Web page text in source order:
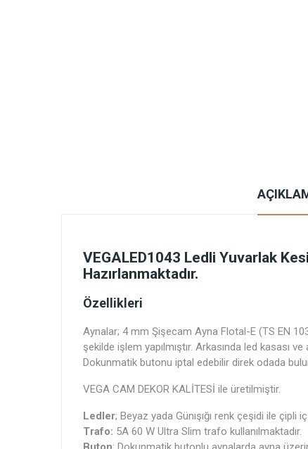
VEGALED1043 Ledli Yuvarlak
Hazırlanmaktadır.
Özellikleri
Aynalar; 4 mm Şişecam Ayna Flotal-E (TS EN
şekilde işlem yapılmıştır. Arkasında led kasası
Dokunmatik butonu iptal edebilir direk odada
VEGA CAM DEKOR KALİTESİ ile üretilmiştir.
Ledler; Beyaz yada Günışığı renk çeşidi ile çipli
Trafo: 5A 60 W Ultra Slim trafo kullanılmaktadır.